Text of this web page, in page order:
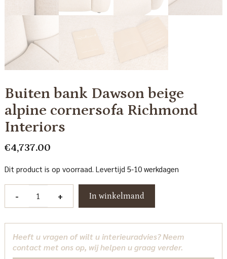
Buiten bank Dawson beige
alpine cornersofa Richmond
Interiors
€4,737.00
Dit product is op voorraad. Levertijd 5-10 werkdagen
-
beige
alpine
cornersofa
+ In winkelmand
Heeft u vragen of wilt u interieuradvies? Neem
contact met ons op, wij helpen u graag verder.